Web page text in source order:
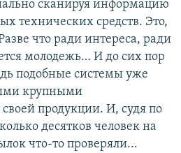
сканируя информацию
технических средств. Это,
что ради интереса, ради
молодежь… И до сих пор
подобные системы уже
крупными
продукции. И, судя по
десятков человек на
что-то проверяли...